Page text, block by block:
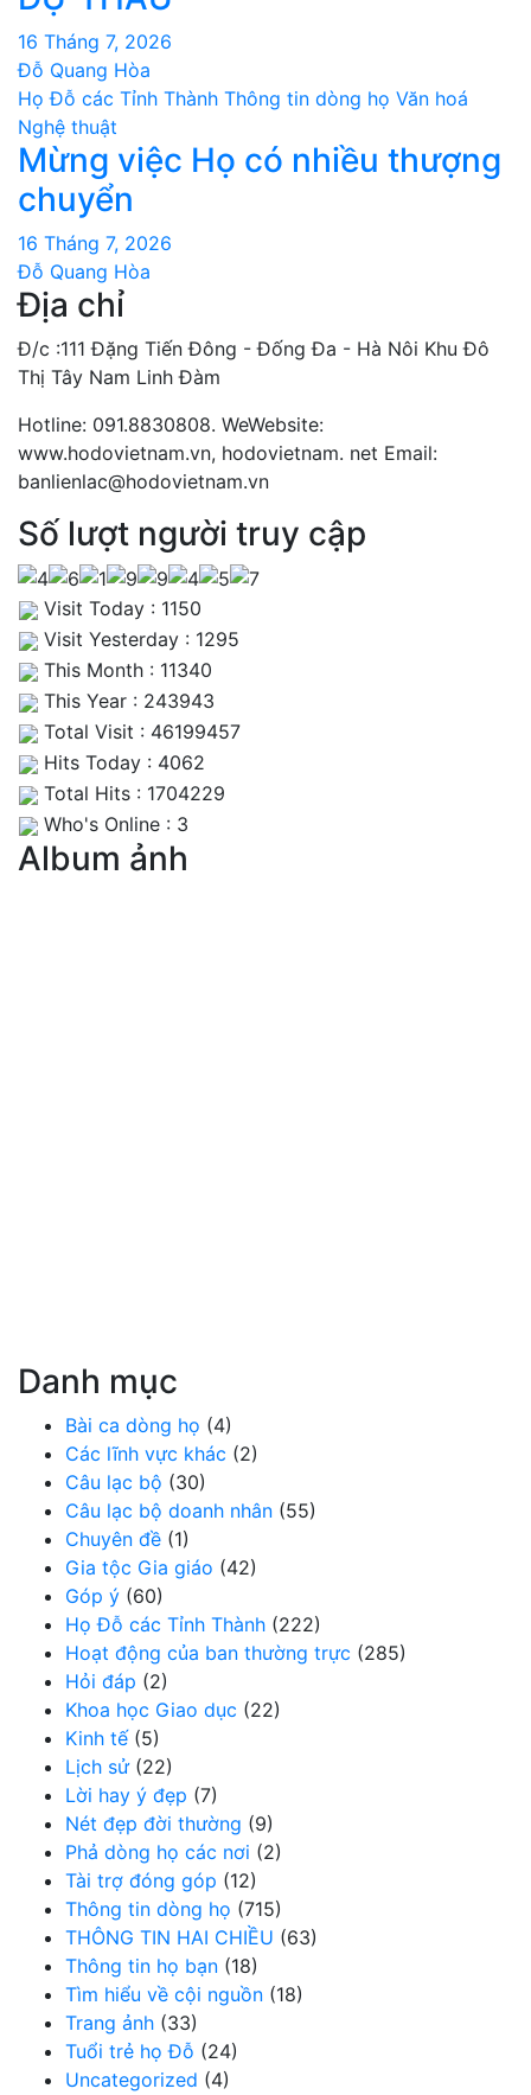
16 Tháng 7, 2026
Đỗ Quang Hòa
Họ Đỗ các Tỉnh Thành Thông tin dòng họ Văn hoá
Nghệ thuật
Mừng việc Họ có nhiều thượng
chuyển
16 Tháng 7, 2026
Đỗ Quang Hòa
Địa chỉ
Đ/c :111 Đặng Tiến Đông - Đống Đa - Hà Nôi Khu Đô
Thị Tây Nam Linh Đàm
Hotline: 091.8830808. WeWebsite:
www.hodovietnam.vn, hodovietnam. net Email:
banlienlac@hodovietnam.vn
Số lượt người truy cập
Visit Today : 1150
Visit Yesterday : 1295
This Month : 11340
This Year : 243943
Total Visit : 46199457
Hits Today : 4062
Total Hits : 1704229
Who's Online : 3
Album ảnh
Danh mục
Bài ca dòng họ (4)
Các lĩnh vực khác (2)
Câu lạc bộ (30)
Câu lạc bộ doanh nhân (55)
Chuyên đề (1)
Gia tộc Gia giáo (42)
Góp ý (60)
Họ Đỗ các Tỉnh Thành (222)
Hoạt động của ban thường trực (285)
Hỏi đáp (2)
Khoa học Giao dục (22)
Kinh tế(5)
Lịch sử(22)
Lời hay ý đẹp (7)
Nét đẹp đời thường (9)
Phả dòng họ các nơi (2)
Tài trợ đóng góp (12)
Thông tin dòng họ (715)
THÔNG TIN HAI CHIỀU (63)
Thông tin họ bạn (18)
Tìm hiểu về cội nguồn (18)
Trang ảnh (33)
Tuổi trẻ họ Đỗ (24)
Uncategorized (4)